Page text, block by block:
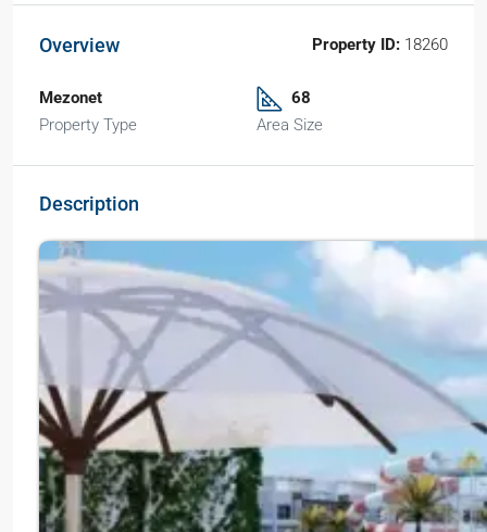
Overview Property ID: 18260
Mezonet
Property Type
68
Area Size
Description